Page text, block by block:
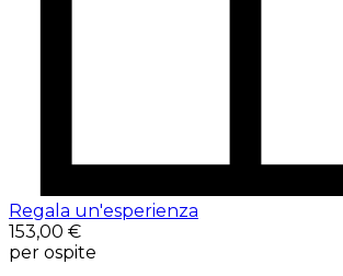
Regala un'esperienza
153,00 €
per ospite